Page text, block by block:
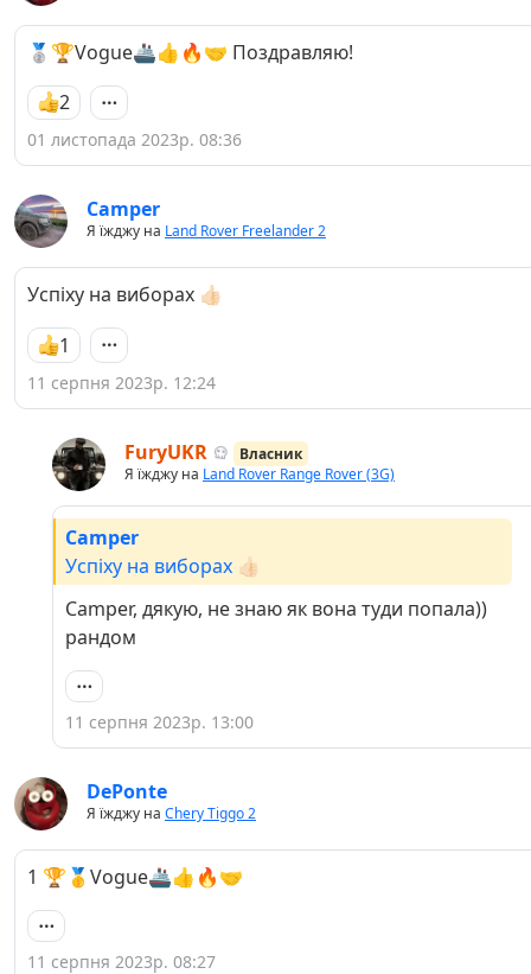
🥈🏆Vogue🚢👍🔥🤝 Поздравляю!
2
01 листопада 2023р. 08:36
Camper
Я їжджу на Land Rover Freelander 2
Успіху на виборах 👍🏻
1
11 серпня 2023р. 12:24
FuryUKR
Власник
Я їжджу на Land Rover Range Rover (3G)
Camper
Успіху на виборах 👍🏻
Camper, дякую, не знаю як вона туди попала))
рандом
11 серпня 2023р. 13:00
DePonte
Я їжджу на Chery Tiggo 2
1 🏆🥇Vogue🚢👍🔥🤝
11 серпня 2023р. 08:27